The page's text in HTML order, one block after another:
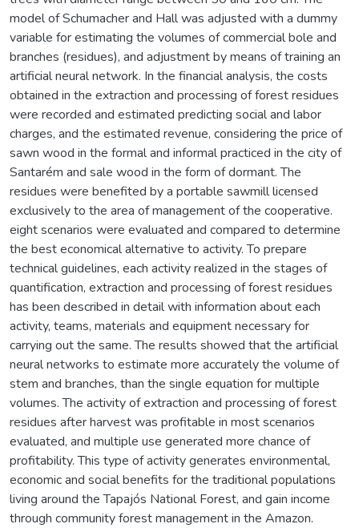
model of Schumacher and Hall was adjusted with a dummy
variable for estimating the volumes of commercial bole and
branches (residues), and adjustment by means of training an
artificial neural network. In the financial analysis, the costs
obtained in the extraction and processing of forest residues
were recorded and estimated predicting social and labor
charges, and the estimated revenue, considering the price of
sawn wood in the formal and informal practiced in the city of
Santarém and sale wood in the form of dormant. The
residues were benefited by a portable sawmill licensed
exclusively to the area of management of the cooperative.
eight scenarios were evaluated and compared to determine
the best economical alternative to activity. To prepare
technical guidelines, each activity realized in the stages of
quantification, extraction and processing of forest residues
has been described in detail with information about each
activity, teams, materials and equipment necessary for
carrying out the same. The results showed that the artificial
neural networks to estimate more accurately the volume of
stem and branches, than the single equation for multiple
volumes. The activity of extraction and processing of forest
residues after harvest was profitable in most scenarios
evaluated, and multiple use generated more chance of
profitability. This type of activity generates environmental,
economic and social benefits for the traditional populations
living around the Tapajós National Forest, and gain income
through community forest management in the Amazon.